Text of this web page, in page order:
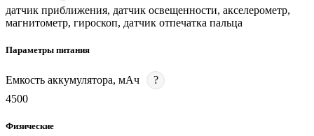
датчик приближения, датчик освещенности, акселерометр,
магнитометр, гироскоп, датчик отпечатка пальца
Параметры питания
Емкость аккумулятора, мАч
?
4500
Физические